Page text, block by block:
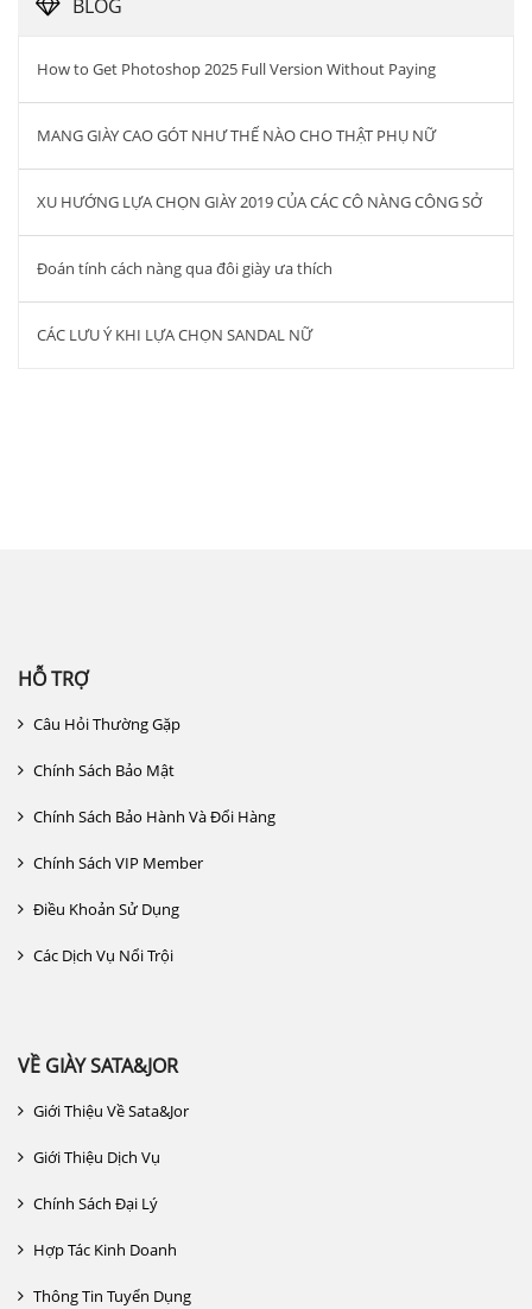
BLOG
How to Get Photoshop 2025 Full Version Without Paying
MANG GIÀY CAO GÓT NHƯ THẾ NÀO CHO THẬT PHỤ NỮ
XU HƯỚNG LỰA CHỌN GIÀY 2019 CỦA CÁC CÔ NÀNG CÔNG SỞ
Đoán tính cách nàng qua đôi giày ưa thích
CÁC LƯU Ý KHI LỰA CHỌN SANDAL NỮ
HỖ TRỢ
Câu Hỏi Thường Gặp
Chính Sách Bảo Mật
Chính Sách Bảo Hành Và Đổi Hàng
Chính Sách VIP Member
Điều Khoản Sử Dụng
Các Dịch Vụ Nổi Trội
VỀ GIÀY SATA&JOR
Giới Thiệu Về Sata&jor
Giới Thiệu Dịch Vụ
Chính Sách Đại Lý
Hợp Tác Kinh Doanh
Thông Tin Tuyển Dụng